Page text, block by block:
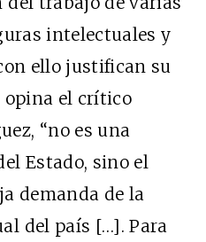
intelectuales y
ello justifican su
opina el crítico
“no es una
Estado, sino el
demanda de la
del país […]. Para